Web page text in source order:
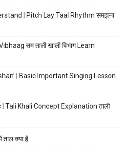
| Pitch Lay Taal Rhythm समझना
सम ताली खाली विभाग Learn
| Basic Important Singing Lesson
Tali Khali Concept Explanation ताली
क्या है